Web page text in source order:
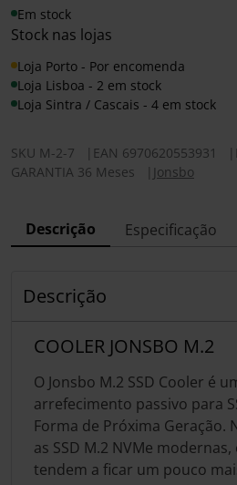
Em stock
Stock nas lojas
Loja Porto - Por encomenda
Loja Lisboa - 2 em stock
Loja Sintra / Cascais - 4 em stock
SKU M-2-7 EAN 6970620553931
GARANTIA 36 Meses
Jonsbo
Descrição Especificação
Descrição
COOLER JONSBO M.2
O Jonsbo M.2 SSD Cooler é
arrefecimento passivo para
Forma de Próxima Geração.
as SSD M.2 NVMe
tendem a ficar um pouco